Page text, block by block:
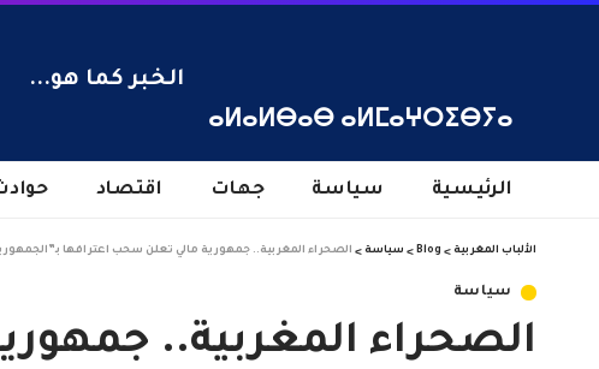
ⴰⵍⴰⵍⴱⴰⴱ ⴰⵍⵎⴰⵖⵔⵉⴱⵢⴰ
الخبر كما هو...
الرئيسية سياسة جهات اقتصاد
الألباب المغربية >
Blog
> سياسة > الصحراء المغربية.. جمهورية مالي تعلن سحب اعترافها
سياسة
الصحراء المغربية..